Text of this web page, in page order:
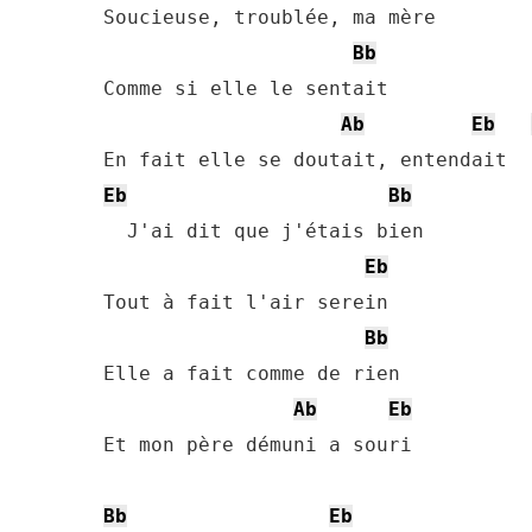
Soucieuse, troublée, ma mère
Bb
Comme si elle le sentait
Ab
Eb
Eb
Bb
  J'ai dit que j'étais bien
Eb
Tout à fait l'air serein
Bb
Elle a fait comme de rien
Ab
Eb
Et mon père démuni a souri
Bb Eb